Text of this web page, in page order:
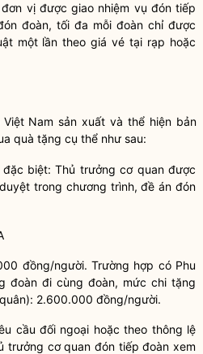
vị được giao nhiệm vụ đón tiếp
đoàn, tối đa mỗi đoàn chỉ được
một lần theo giá vé tại rạp hoặc
Nam sản xuất và thể hiện bản
quà tặng cụ thể như sau:
biệt: Thủ trưởng cơ quan được
trong chương trình, đề án đón
đồng/người. Trường hợp có Phu
đoàn đi cùng đoàn, mức chi tặng
2.600.000 đồng/người.
cầu đối ngoại hoặc theo thông lệ
trưởng cơ quan đón tiếp đoàn xem